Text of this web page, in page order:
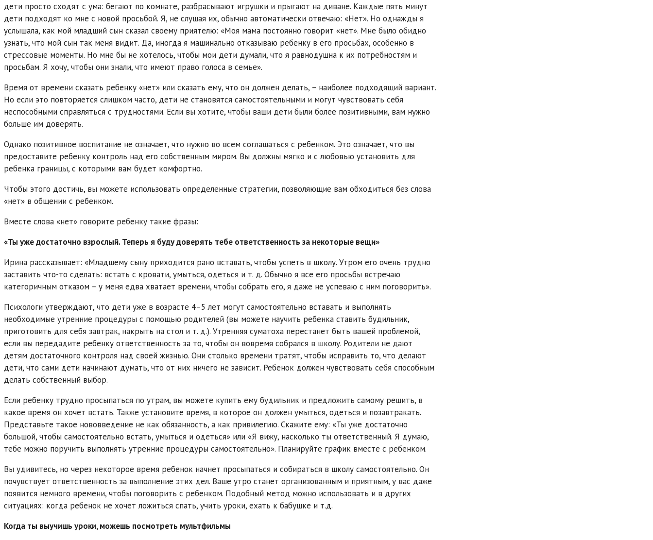
дети просто сходят с ума: бегают по комнате, разбрасывают игрушки и прыгают на диване. Каждые пять минут
дети подходят ко мне с новой просьбой. Я, не слушая их, обычно автоматически отвечаю: «Нет». Но однажды я
услышала, как мой младший сын сказал своему приятелю: «Моя мама постоянно говорит «нет». Мне было обидно
узнать, что мой сын так меня видит. Да, иногда я машинально отказываю ребенку в его просьбах, особенно в
стрессовые моменты. Но мне бы не хотелось, чтобы мои дети думали, что я равнодушна к их потребностям и
просьбам. Я хочу, чтобы они знали, что имеют право голоса в семье».
Время от времени сказать ребенку «нет» или сказать ему, что он должен делать, – наиболее подходящий вариант.
Но если это повторяется слишком часто, дети не становятся самостоятельными и могут чувствовать себя
неспособными справляться с трудностями. Если вы хотите, чтобы ваши дети были более позитивными, вам нужно
больше им доверять.
Однако позитивное воспитание не означает, что нужно во всем соглашаться с ребенком. Это означает, что вы
предоставите ребенку контроль над его собственным миром. Вы должны мягко и с любовью установить для
ребенка границы, с которыми вам будет комфортно.
Чтобы этого достичь, вы можете использовать определенные стратегии, позволяющие вам обходиться без слова
«нет» в общении с ребенком.
Вместе слова «нет» говорите ребенку такие фразы:
«Ты уже достаточно взрослый. Теперь я буду доверять тебе ответственность за некоторые вещи»
Ирина рассказывает: «Младшему сыну приходится рано вставать, чтобы успеть в школу. Утром его очень трудно
заставить что-то сделать: встать с кровати, умыться, одеться и т. д. Обычно я все его просьбы встречаю
категоричным отказом – у меня едва хватает времени, чтобы собрать его, я даже не успеваю с ним поговорить».
Психологи утверждают, что дети уже в возрасте 4–5 лет могут самостоятельно вставать и выполнять
необходимые утренние процедуры с помощью родителей (вы можете научить ребенка ставить будильник,
приготовить для себя завтрак, накрыть на стол и т. д.). Утренняя суматоха перестанет быть вашей проблемой,
если вы передадите ребенку ответственность за то, чтобы он вовремя собрался в школу. Родители не дают
детям достаточного контроля над своей жизнью. Они столько времени тратят, чтобы исправить то, что делают
дети, что сами дети начинают думать, что от них ничего не зависит. Ребенок должен чувствовать себя способным
делать собственный выбор.
Если ребенку трудно просыпаться по утрам, вы можете купить ему будильник и предложить самому решить, в
какое время он хочет встать. Также установите время, в которое он должен умыться, одеться и позавтракать.
Представьте такое нововведение не как обязанность, а как привилегию. Скажите ему: «Ты уже достаточно
большой, чтобы самостоятельно встать, умыться и одеться» или «Я вижу, насколько ты ответственный. Я думаю,
тебе можно поручить выполнять утренние процедуры самостоятельно». Планируйте график вместе с ребенком.
Вы удивитесь, но через некоторое время ребенок начнет просыпаться и собираться в школу самостоятельно. Он
почувствует ответственность за выполнение этих дел. Ваше утро станет организованным и приятным, у вас даже
появится немного времени, чтобы поговорить с ребенком. Подобный метод можно использовать и в других
ситуациях: когда ребенок не хочет ложиться спать, учить уроки, ехать к бабушке и т.д.
Когда ты выучишь уроки, можешь посмотреть мультфильмы